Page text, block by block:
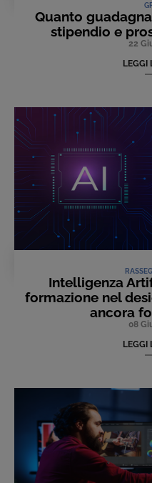
Quanto
stipendio e
22
LEGGI
Intelligenza
formazione nel
ancora
08
LEGGI